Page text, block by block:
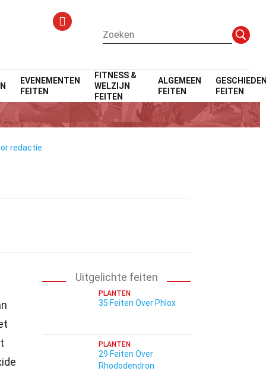
EVENEMENTEN
FEITEN
FITNESS &
WELZIJN
FEITEN
ALGEMEEN
FEITEN
FEITEN
redactie
Uitgelichte feiten
PLANTEN
35 Feiten Over Phlox
PLANTEN
29 Feiten Over
Rhododendron